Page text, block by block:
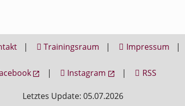
| Trainingsraum | Impressum |
| Instagram | RSS
Letztes Update: 05.07.2026